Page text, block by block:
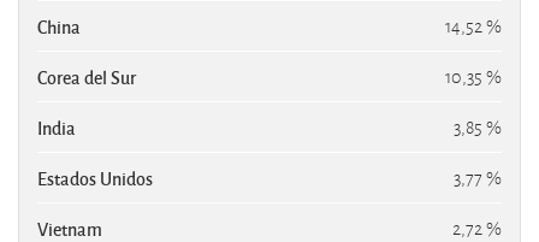
China 14,52 %
Corea del Sur 10,35 %
India 3,85 %
Estados Unidos 3,77 %
Vietnam 2,72 %